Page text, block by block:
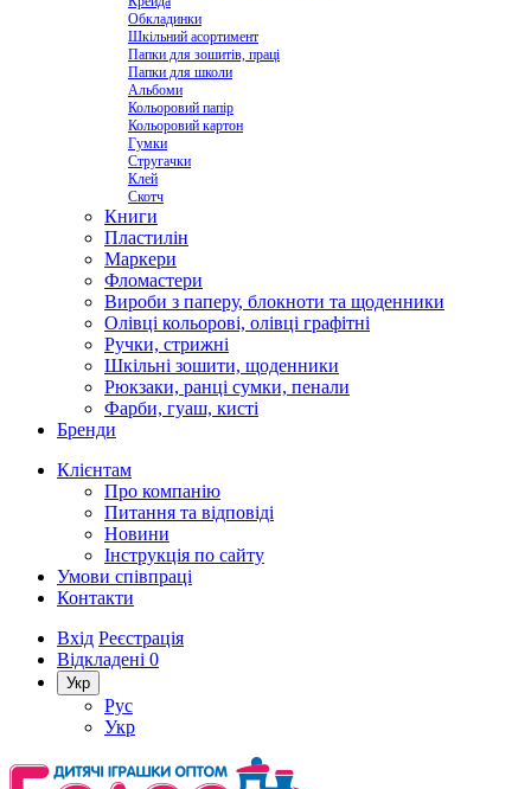
Обкладинки
Шкільний асортимент
Папки для зошитів, праці
Папки для школи
Альбоми
Кольоровий папір
Кольоровий картон
Гумки
Стругачки
Клей
Скотч
Книги
Пластилін
Маркери
Фломастери
Вироби з паперу, блокноти та щоденники
Олівці кольорові, олівці графітні
Ручки, стрижні
Шкільні зошити, щоденники
Рюкзаки, ранці сумки, пенали
Фарби, гуаш, кисті
Бренди
Клієнтам
Про компанію
Питання та відповіді
Новини
Інструкція по сайту
Умови співпраці
Контакти
Вхід Реєстрація
Відкладені 0
Укр
Рус
Укр